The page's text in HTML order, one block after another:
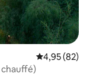
Évaluation
4,95 (82)
chauffé)